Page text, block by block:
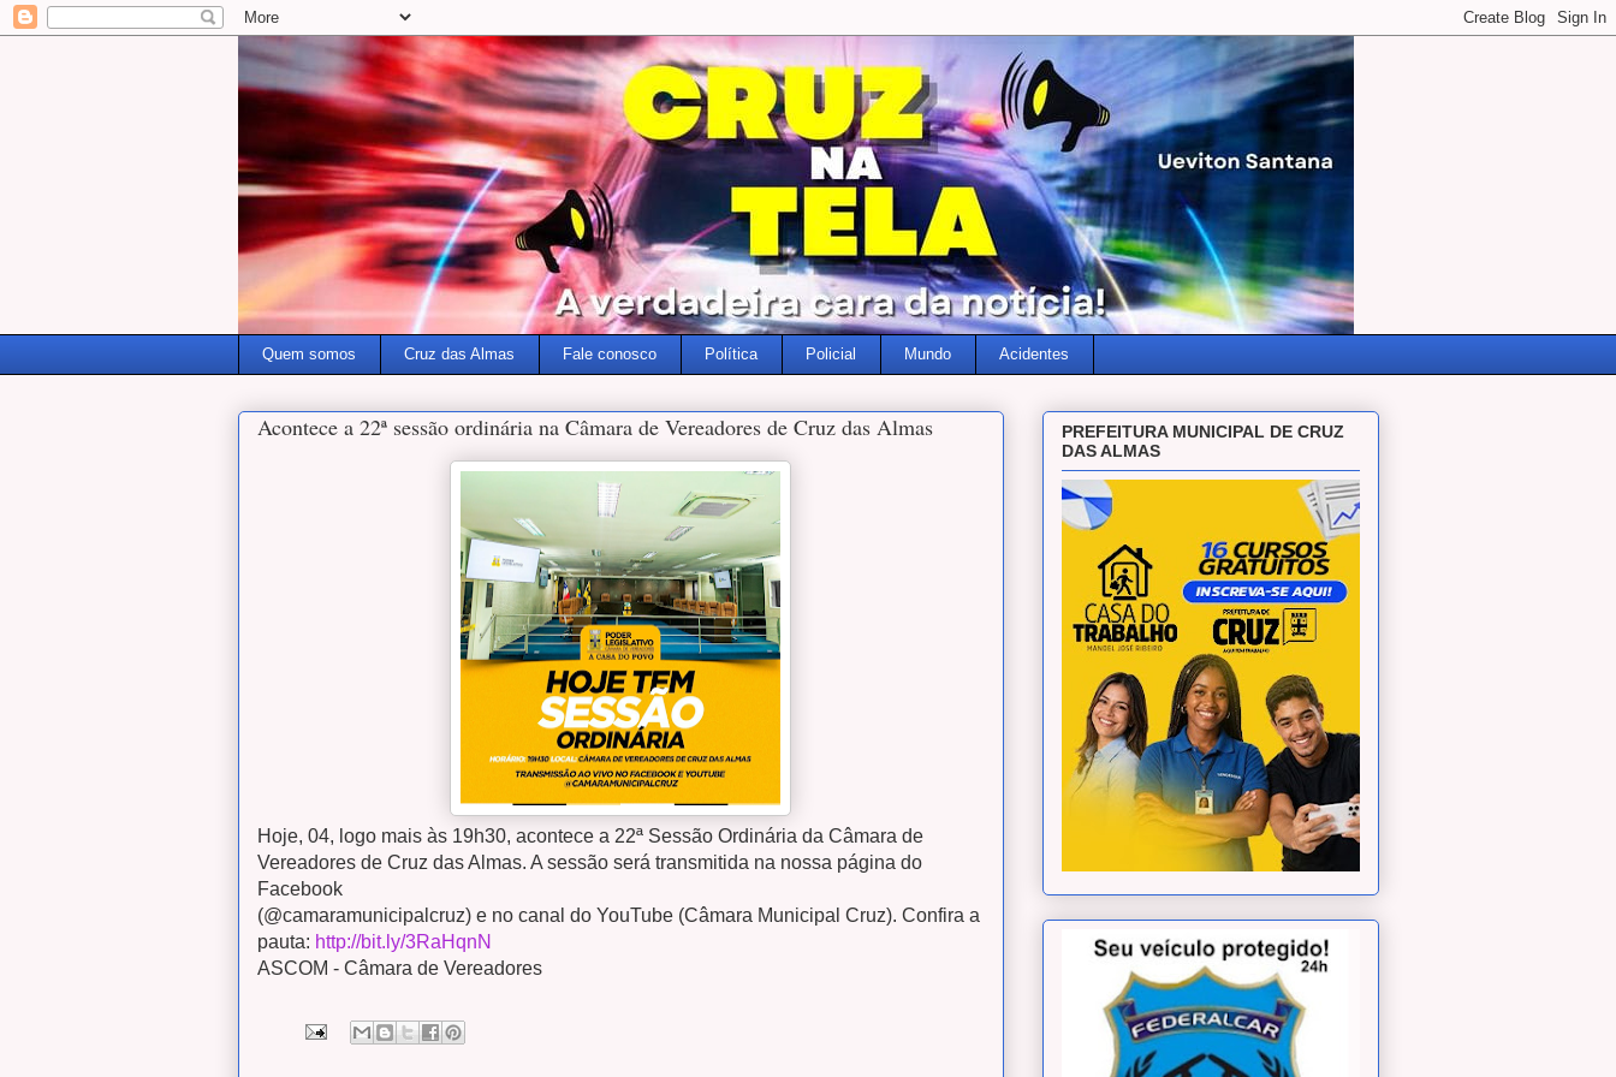
Quem somos Cruz das Almas Fale conosco Política Policial Mundo Acidentes
Acontece a 22ª sessão ordinária na Câmara de Vereadores de Cruz das Almas
Hoje, 04, logo mais às 19h30, acontece a 22ª Sessão Ordinária da Câmara de
Vereadores de Cruz das Almas. A sessão será transmitida na nossa página do
Facebook
(@camaramunicipalcruz) e no canal do YouTube (Câmara Municipal Cruz). Confira a
pauta: http://bit.ly/3RaHqnN
ASCOM - Câmara de Vereadores
PREFEITURA MUNICIPAL DE CRUZ
DAS ALMAS